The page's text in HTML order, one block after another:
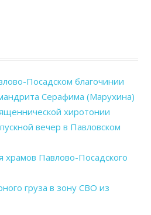
Посадском благочинии
Серафима (Марухина)
хиротонии
вечер в Павловском
храмов Павлово-Посадского
груза в зону СВО из